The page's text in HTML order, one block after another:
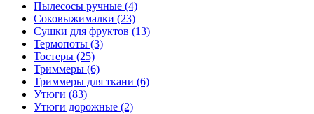
Пылесосы ручные (4)
Соковыжималки (23)
Сушки для фруктов (13)
Термопоты (3)
Тостеры (25)
Триммеры (6)
Триммеры для ткани (6)
Утюги (83)
Утюги дорожные (2)